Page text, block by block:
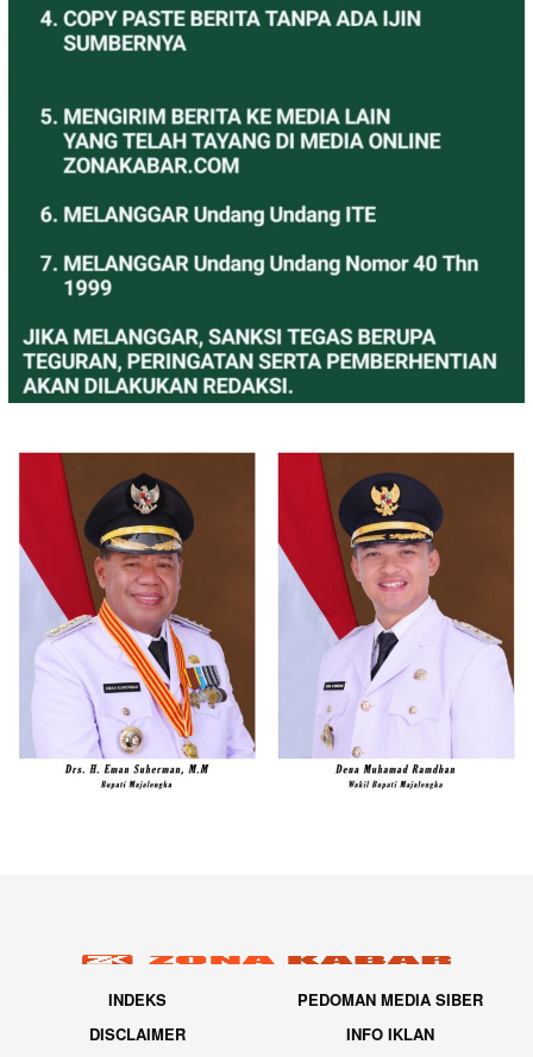
INDEKS
PEDOMAN MEDIA SIBER
DISCLAIMER
INFO IKLAN